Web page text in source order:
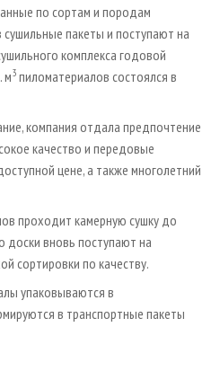
по сортам и породам
пакеты и поступают на
комплекса годовой
м3 пиломатериалов состоялся в
компания отдала предпочтение
качество и передовые
цене, а также многолетний
проходит камерную сушку до
доски вновь поступают на
сортировки по качеству.
упаковываются в
в транспортные пакеты